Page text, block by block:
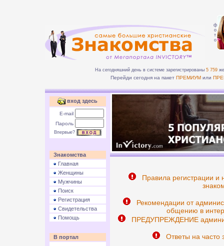
ф
о
т
о
На сегодняшний день в системе зарегистрированы 5 759
Перейди сегодня на пакет ПРЕМИУМили
вход здесь
E-mail
Пароль
Впервые?
Знакомства
Главная
Женщины
Мужчины
Поиск
Регистрация
Свидетельства
Помощь
В портал
Правила регистрации и
Рекомендации от
общению в
ПРЕДУПРЕЖДЕНИЕ
Ответы на часто